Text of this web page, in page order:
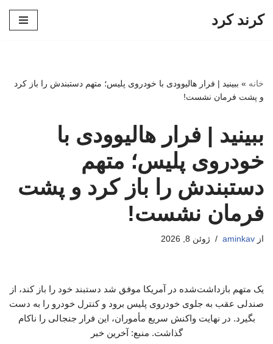
کرند کرد
خانه » ببینید | فرار هالیوودی با خودروی پلیس؛ متهم دستبندش را باز کرد
و پشت فرمان نشست!
ببینید | فرار هالیوودی با
خودروی پلیس؛ متهم
دستبندش را باز کرد و پشت
فرمان نشست!
از aminkav ژوئن 8, 2026
یک متهم بازداشت‌شده در آمریکا موفق شد دستبند خود را باز کند، از
صندلی عقب به جلوی خودروی پلیس برود و کنترل خودرو را به دست
بگیرد. در نهایت واکنش سریع مأموران، این فرار جنجالی را ناکام
گذاشت. منبع: آخرین خبر